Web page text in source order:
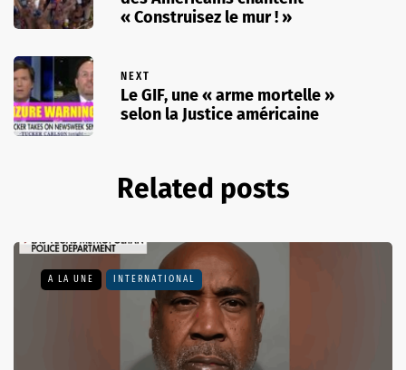
« Construisez le mur ! »
NEXT
Le GIF, une « arme mortelle »
selon la Justice américaine
Related posts
A LA UNE INTERNATIONAL